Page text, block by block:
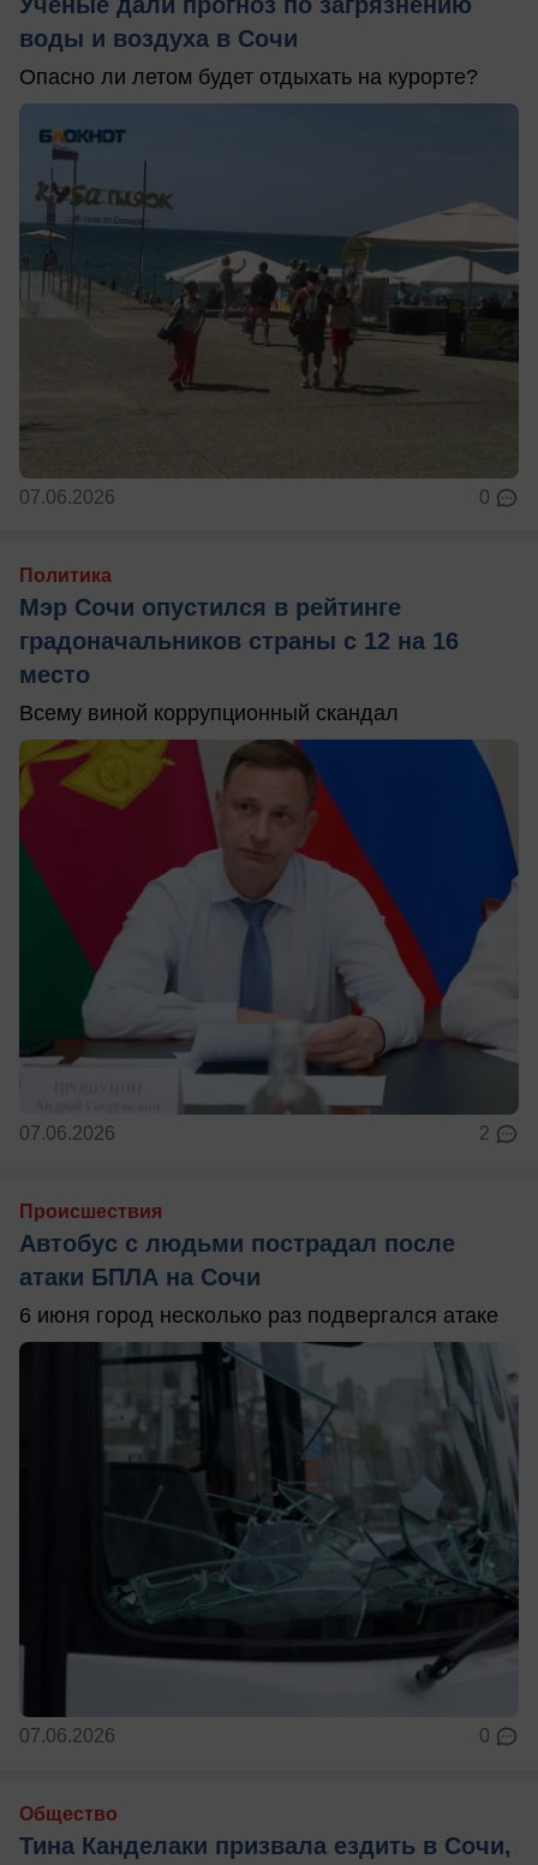
Ученые дали прогноз по загрязнению
воды и воздуха в Сочи
Опасно ли летом будет отдыхать на курорте?
07.06.2026 0
Политика
Мэр Сочи опустился в рейтинге
градоначальников страны с 12 на 16
место
Всему виной коррупционный скандал
07.06.2026 2
Происшествия
Автобус с людьми пострадал после
атаки БПЛА на Сочи
6 июня город несколько раз подвергался атаке
07.06.2026 0
Общество
Тина Канделаки призвала ездить в Сочи,